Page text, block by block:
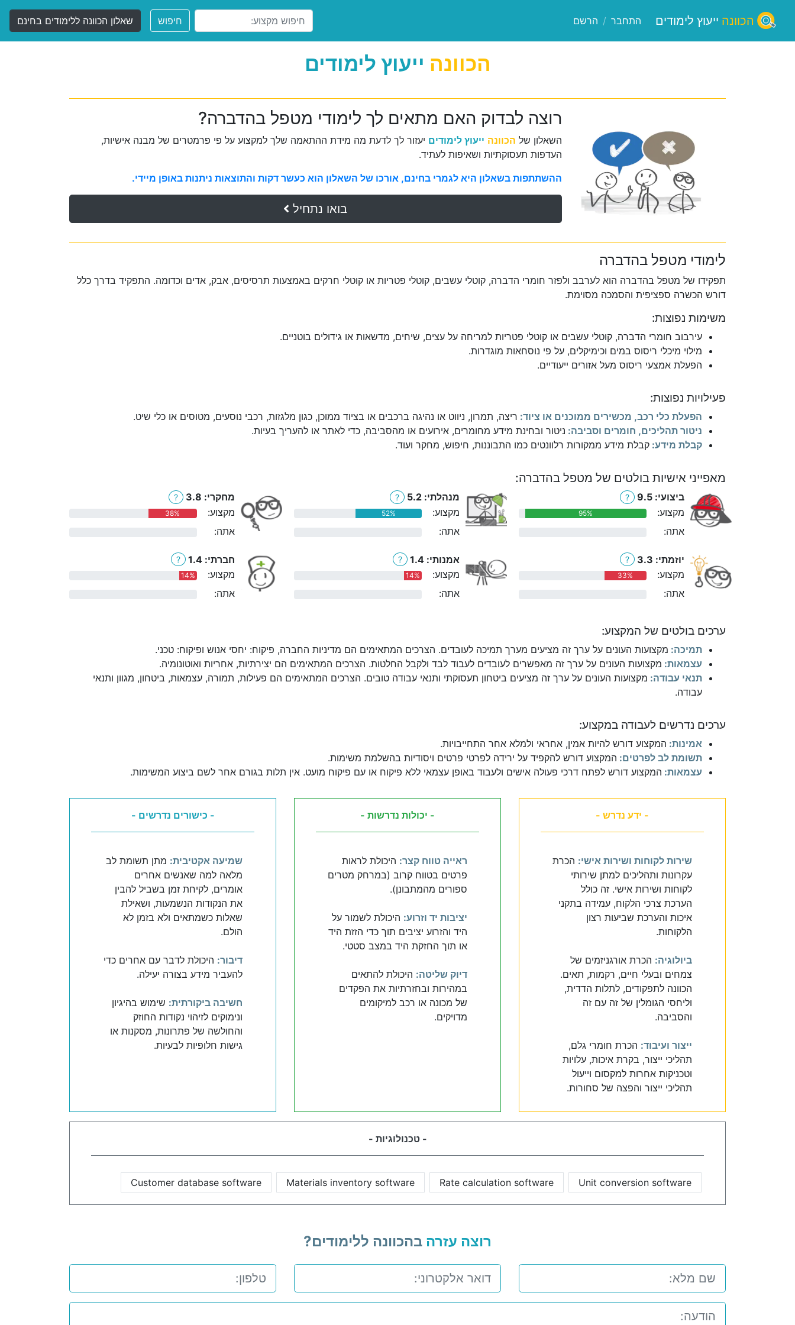
הכוונה ייעוץ לימודים התחבר / הרשם חיפוש שאלון הכוונה ללימודים בחינם
הכוונה ייעוץ לימודים
רוצה לבדוק האם מתאים לך לימודי מטפל בהדברה?
השאלון של הכוונה ייעוץ לימודים יעזור לך לדעת מה מידת ההתאמה שלך למקצוע על פי פרמטרים של מבנה אישיות,
העדפות תעסוקתיות ושאיפות לעתיד.
ההשתתפות בשאלון היא לגמרי בחינם, אורכו של השאלון הוא כעשר דקות והתוצאות ניתנות באופן מיידי.
בואו נתחיל
לימודי מטפל בהדברה
תפקידו של מטפל בהדברה הוא לערבב ולפזר חומרי הדברה, קוטלי עשבים, קוטלי פטריות או קוטלי חרקים באמצעות תרסיסים, אבק, אדים וכדומה. התפקיד בדרך כלל
דורש הכשרה ספציפית והסמכה מסוימת.
משימות נפוצות:
עירבוב חומרי הדברה, קוטלי עשבים או קוטלי פטריות למריחה על עצים, שיחים, מדשאות או גידולים בוטניים.
מילוי מיכלי ריסוס במים וכימיקלים, על פי נוסחאות מוגדרות.
הפעלת אמצעי ריסוס מעל אזורים ייעודיים.
פעילויות נפוצות:
הפעלת כלי רכב, מכשירים ממוכנים או ציוד: ריצה, תמרון, ניווט או נהיגה ברכבים או בציוד ממוכן, כגון מלגזות, רכבי נוסעים, מטוסים או כלי שיט.
ניטור תהליכים, חומרים וסביבה: ניטור ובחינת מידע מחומרים, אירועים או מהסביבה, כדי לאתר או להעריך בעיות.
קבלת מידע: קבלת מידע ממקורות רלוונטים כמו התבוננות, חיפוש, מחקר ועוד.
מאפייני אישיות בולטים של מטפל בהדברה:
ביצועי: 9.5 ?
מקצוע: 95%
אתה:
מנהלתי: 5.2 ?
מקצוע: 52%
אתה:
מחקרי: 3.8 ?
מקצוע: 38%
אתה:
יוזמתי: 3.3 ?
מקצוע: 33%
אתה:
אמנותי: 1.4 ?
מקצוע: 14%
אתה:
חברתי: 1.4 ?
מקצוע: 14%
אתה:
ערכים בולטים של המקצוע:
תמיכה: מקצועות העונים על ערך זה מציעים מערך תמיכה לעובדים. הצרכים המתאימים הם מדיניות החברה, פיקוח: יחסי אנוש ופיקוח: טכני.
עצמאות: מקצועות העונים על ערך זה מאפשרים לעובדים לעבוד לבד ולקבל החלטות. הצרכים המתאימים הם יצירתיות, אחריות ואוטונומיה.
תנאי עבודה: מקצועות העונים על ערך זה מציעים ביטחון תעסוקתי ותנאי עבודה טובים. הצרכים המתאימים הם פעילות, תמורה, עצמאות, ביטחון, מגוון ותנאי
עבודה.
ערכים נדרשים לעבודה במקצוע:
אמינות: המקצוע דורש להיות אמין, אחראי ולמלא אחר התחייבויות.
תשומת לב לפרטים: המקצוע דורש להקפיד על ירידה לפרטי פרטים ויסודיות בהשלמת משימות.
עצמאות: המקצוע דורש לפתח דרכי פעולה אישים ולעבוד באופן עצמאי ללא פיקוח או עם פיקוח מועט. אין תלות בגורם אחר לשם ביצוע המשימות.
- ידע נדרש -
שירות לקוחות ושירות אישי: הכרת
עקרונות ותהליכים למתן שירותי
לקוחות ושירות אישי. זה כולל
הערכת צרכי הלקוח, עמידה בתקני
איכות והערכת שביעות רצון
הלקוחות.
ביולוגיה: הכרת אורגניזמים של
צמחים ובעלי חיים, רקמות, תאים.
הכוונה לתפקודים, לתלות הדדית,
וליחסי הגומלין של זה עם זה
והסביבה.
ייצור ועיבוד: הכרת חומרי גלם,
תהליכי ייצור, בקרת איכות, עלויות
וטכניקות אחרות למקסום וייעול
תהליכי ייצור והפצה של סחורות.
- יכולות נדרשות -
ראייה טווח קצר: היכולת לראות
פרטים בטווח קרוב (במרחק מטרים
ספורים מהמתבונן).
יציבות יד וזרוע: היכולת לשמור על
היד והזרוע יציבים תוך כדי הזזת היד
או תוך החזקת היד במצב סטטי.
דיוק שליטה: היכולת להתאים
במהירות ובחזרתיות את הפקדים
של מכונה או רכב למיקומים
מדויקים.
- כישורים נדרשים -
שמיעה אקטיבית: מתן תשומת לב
מלאה למה שאנשים אחרים
אומרים, לקיחת זמן בשביל להבין
את הנקודות הנשמעות, ושאילת
שאלות כשמתאים ולא בזמן לא
הולם.
דיבור: היכולת לדבר עם אחרים כדי
להעביר מידע בצורה יעילה.
חשיבה ביקורתית: שימוש בהיגיון
ונימוקים לזיהוי נקודות החוזק
והחולשה של פתרונות, מסקנות או
גישות חלופיות לבעיות.
- טכנולוגיות -
Unit conversion software
Rate calculation software
Materials inventory software
Customer database software
רוצה עזרה בהכוונה ללימודים?